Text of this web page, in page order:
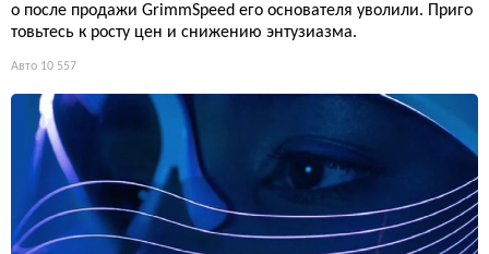
о после продажи GrimmSpeed его основателя уволили. Приго
товьтесь к росту цен и снижению энтузиазма.
Авто 10 557